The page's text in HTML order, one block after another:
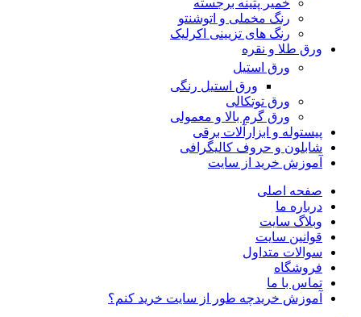
خمیر پتینه برجسته
رنگ مخملی و اتوشنتو
رنگ های تزیینی اکرلیک
ورق طلا و نقره
ورق استیل
ورق استیل رنگی
ورق توتکالی
ورق گرم بالا و معمولی
پیستوله و ابزارآلات برقی
شابلون و حروف کالیگرافی
آموزش خرید از سایت
صفحه اصلی
درباره ما
وبلاگ سایت
قوانین سایت
سوالات متداول
فروشگاه
تماس با ما
آموزش خریدچه طور از سایت خرید کنم؟